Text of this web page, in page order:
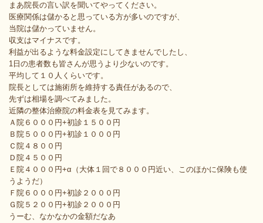
まあ院長の言い訳を聞いてやってください。
医療関係は儲かると思っている方が多いのですが、
当院は儲かっていません。
収支はマイナスです。
利益が出るような料金設定にしてきませんでしたし、
1日の患者数も皆さんが思うより少ないのです。
平均して１０人くらいです。
院長としては施術所を維持する責任があるので、
先ずは相場を調べてみました。
近隣の整体治療院の料金表を見てみます。
Ａ院６０００円+初診１５００円
Ｂ院５０００円+初診１０００円
Ｃ院４８００円
Ｄ院４５００円
Ｅ院４０００円+α（大体１回で８０００円近い、このほかに保険も使
うようだ）
Ｆ院６０００円+初診２０００円
Ｇ院５２００円+初診２０００円
うーむ、なかなかの金額だなあ